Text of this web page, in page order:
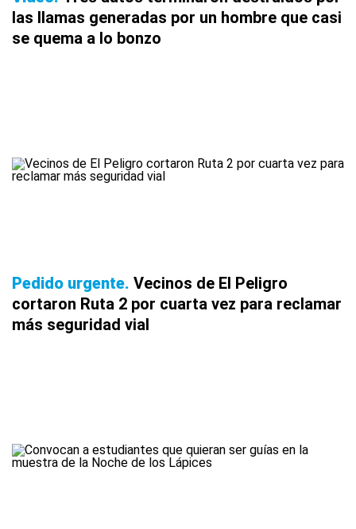
las llamas generadas por un hombre que casi
se quema a lo bonzo
Pedido urgente Vecinos de El Peligro
cortaron Ruta 2 por cuarta vez para reclamar
más seguridad vial